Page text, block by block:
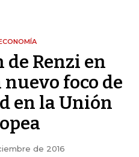
Renzi en
foco de
en la Unión
de 2016